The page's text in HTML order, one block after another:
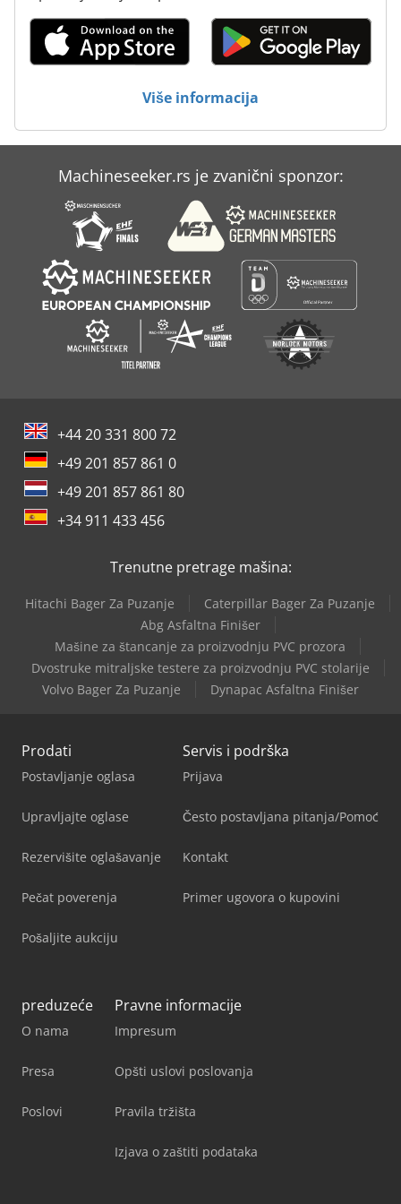
Sklopiv Alatka Za Kabinet
Više informacija
Machineseeker.rs je zvanični sponzor:
+44 20 331 800 72
+49 201 857 861 0
+49 201 857 861 80
+34 911 433 456
Trenutne pretrage mašina:
Hitachi Bager Za Puzanje
Caterpillar Bager Za Puzanje
Abg Asfaltna Finišer
Mašine za štancanje za proizvodnju PVC prozora
Dvostruke mitraljske testere za proizvodnju PVC stolarije
Volvo Bager Za Puzanje
Dynapac Asfaltna Finišer
Prodati
Postavljanje oglasa
Upravljajte oglase
Rezervišite oglašavanje
Pečat poverenja
Pošaljite aukciju
Servis i podrška
Prijava
Često postavljana pitanja/Pomoć
Kontakt
Primer ugovora o kupovini
preduzeće
O nama
Presa
Poslovi
Pravne informacije
Impresum
Opšti uslovi poslovanja
Pravila tržišta
Izjava o zaštiti podataka